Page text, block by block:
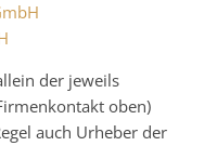
der jeweils
oben)
auch Urheber der